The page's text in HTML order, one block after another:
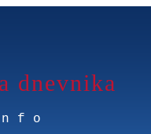
dnevnika